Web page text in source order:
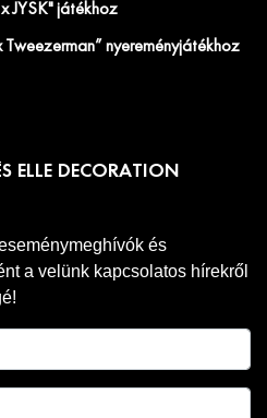
JYSK" játékhoz
Tweezerman” nyereményjátékhoz
ELLE DECORATION
és
a velünk kapcsolatos hírekről